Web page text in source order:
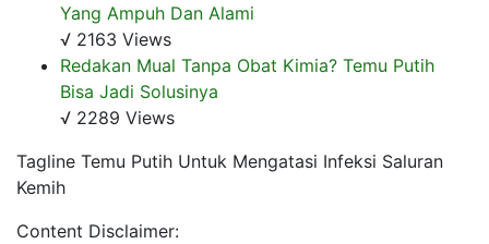
Yang Ampuh Dan Alami
√ 2163 Views
Redakan Mual Tanpa Obat Kimia? Temu Putih
Bisa Jadi Solusinya
√ 2289 Views
Tagline Temu Putih Untuk Mengatasi Infeksi Saluran
Kemih
Content Disclaimer: